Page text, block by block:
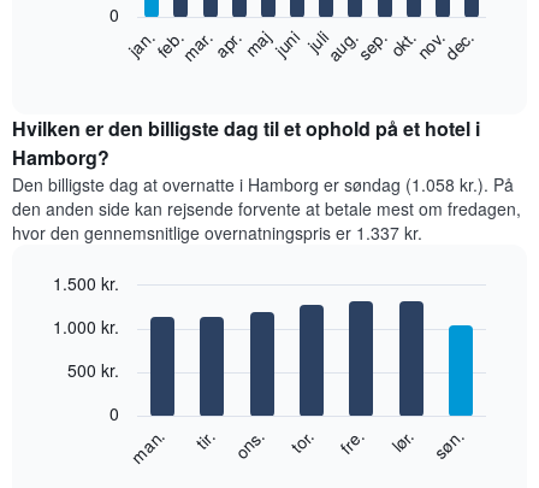
gennemsnitlige
pris
for
et
værelse
hver
Diagrammet
akse,
Diagrammet
jan.feb.mar.apr.majjunijuliaug.sep.okt.nov.dec.
0
Hvilken er den billigste dag til et ophold på et hotel i
Hamborg?
Den billigste dag at overnatte i Hamborg er søndag (1.058 kr.). På
den anden side kan rejsende forvente at betale mest om fredagen,
hvor den gennemsnitlige overnatningspris er 1.337 kr.
chart
graphic.
man. tir. ons. tor. fre. lør. søn.
0
500 kr.
1.000 kr.
1.500 kr.